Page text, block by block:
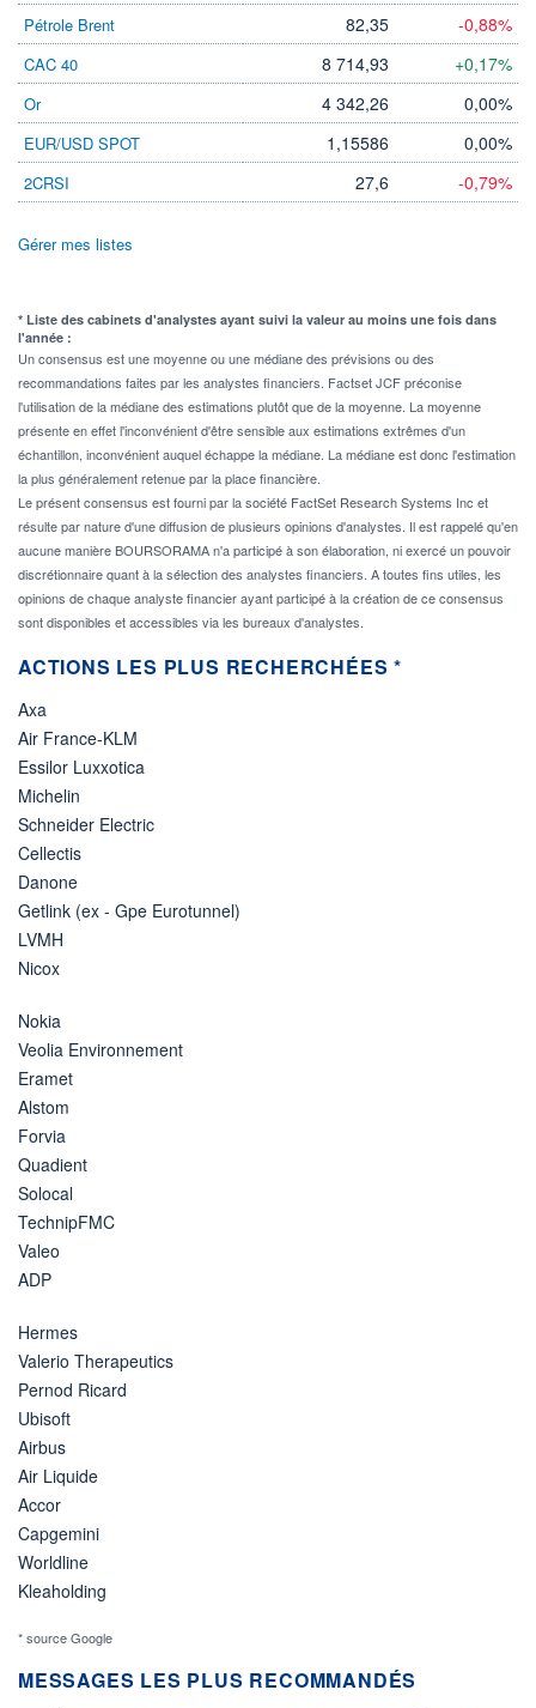
Pétrole Brent 82,35 -0,88%
CAC 40 8 714,93 +0,17%
Or 4 342,26 0,00%
EUR/USD SPOT 1,15586 0,00%
2CRSI 27,6 -0,79%
Gérer mes listes
* Liste des cabinets d'analystes ayant suivi la valeur au moins une fois dans
l'année :
Un consensus est une moyenne ou une médiane des prévisions ou des
recommandations faites par les analystes financiers. Factset JCF préconise
l'utilisation de la médiane des estimations plutôt que de la moyenne. La moyenne
présente en effet l'inconvénient d'être sensible aux estimations extrêmes d'un
échantillon, inconvénient auquel échappe la médiane. La médiane est donc l'estimation
la plus généralement retenue par la place financière.
Le présent consensus est fourni par la société FactSet Research Systems Inc et
résulte par nature d'une diffusion de plusieurs opinions d'analystes. Il est rappelé qu'en
aucune manière BOURSORAMA n'a participé à son élaboration, ni exercé un pouvoir
discrétionnaire quant à la sélection des analystes financiers. A toutes fins utiles, les
opinions de chaque analyste financier ayant participé à la création de ce consensus
sont disponibles et accessibles via les bureaux d'analystes.
ACTIONS LES PLUS RECHERCHÉES *
Axa
Air France-KLM
Essilor Luxxotica
Michelin
Schneider Electric
Cellectis
Danone
Getlink (ex - Gpe Eurotunnel)
LVMH
Nicox
Nokia
Veolia Environnement
Eramet
Alstom
Forvia
Quadient
Solocal
TechnipFMC
Valeo
ADP
Hermes
Valerio Therapeutics
Pernod Ricard
Ubisoft
Airbus
Air Liquide
Accor
Capgemini
Worldline
Kleaholding
* source Google
MESSAGES LES PLUS RECOMMANDÉS